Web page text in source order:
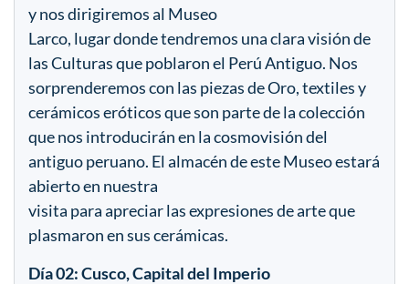
y nos dirigiremos al Museo
Larco, lugar donde tendremos una clara visión de
las Culturas que poblaron el Perú Antiguo. Nos
sorprenderemos con las piezas de Oro, textiles y
cerámicos eróticos que son parte de la colección
que nos introducirán en la cosmovisión del
antiguo peruano. El almacén de este Museo estará
abierto en nuestra
visita para apreciar las expresiones de arte que
plasmaron en sus cerámicas.
Día 02: Cusco, Capital del Imperio